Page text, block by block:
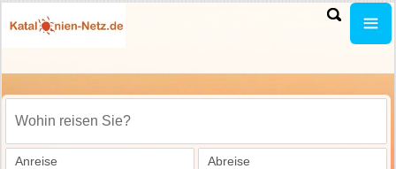
Wohin reisen Sie?
Anreise Abreise